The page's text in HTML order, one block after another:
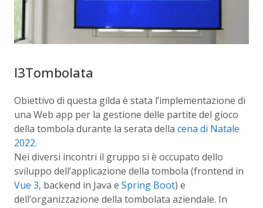
I3Tombolata
Obiettivo di questa gilda è stata l’implementazione di
una Web app per la gestione delle partite del gioco
della tombola durante la serata della cena di Natale
2022.
Nei diversi incontri il gruppo si è occupato dello
sviluppo dell’applicazione della tombola (frontend in
Vue 3, backend in Java e Spring Boot) e
dell’organizzazione della tombolata aziendale. In